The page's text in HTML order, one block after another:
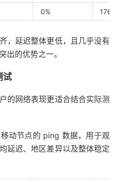
0% 176
，延迟整体更低，且几乎没有
出的优势之一。
试
的网络表现更适合结合实际测
动节点的 ping 数据，用于观
延迟、地区差异以及整体稳定